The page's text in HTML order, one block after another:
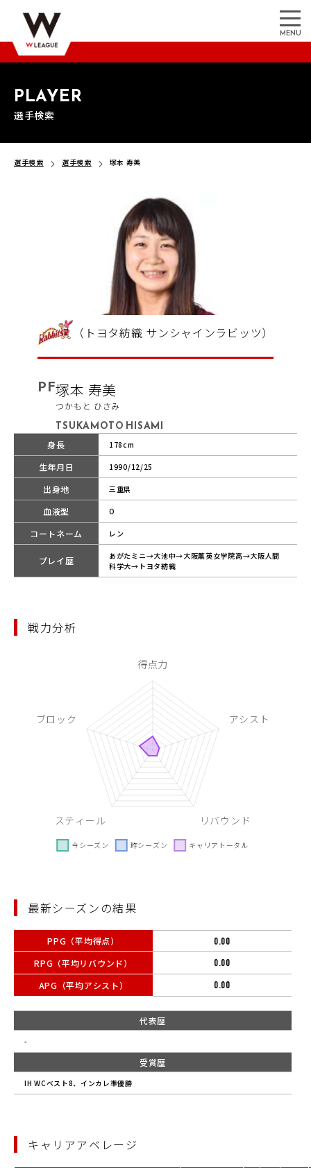
MENU
PLAYER
選手検索
選手検索 選手検索 塚本 寿美
（トヨタ紡織 サンシャインラビッツ）
PF塚本 寿美
つかもと ひさみ
TSUKAMOTO HISAMI
身長 178cm
生年月日 1990/12/25
出身地 三重県
血液型 O
コートネーム レン
プレイ歴
あがたミニ→大池中→大阪薫英女学院高→大阪人間
科学大→トヨタ紡織
戦力分析
最新シーズンの結果
PPG（平均得点）
RPG（平均リバウンド）
APG（平均アシスト）
0.00
0.00
0.00
代表歴
-
受賞歴
IH WCベスト8、インカレ準優勝
キャリアアベレージ